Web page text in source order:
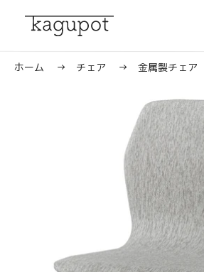
ホーム → チェア → 金属製チェア